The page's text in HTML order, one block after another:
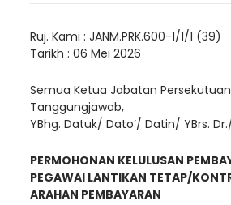
Ruj. Kami : JANM.PRK.600-1/1/1 (39)
Tarikh : 06 Mei 2026
Semua Ketua Jabatan
Tanggungjawab,
YBhg. Datuk/ Dato’/ Datin/ YBrs.
PERMOHONAN KELULUSAN
PEGAWAI LANTIKAN TETAP/
ARAHAN PEMBAYARAN